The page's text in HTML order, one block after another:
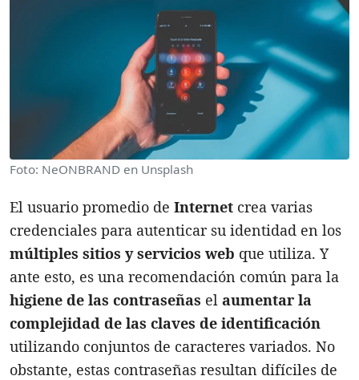
Foto: NeONBRAND en Unsplash
El usuario promedio de Internet crea varias
credenciales para autenticar su identidad en los
múltiples sitios y servicios web que utiliza. Y
ante esto, es una recomendación común para la
higiene de las contraseñas el aumentar la
complejidad de las claves de identificación
utilizando conjuntos de caracteres variados. No
obstante, estas contraseñas resultan difíciles de